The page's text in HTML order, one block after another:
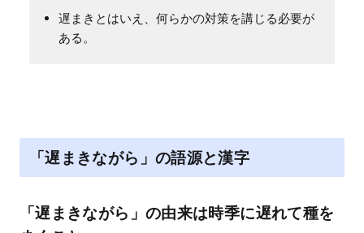
遅まきとはいえ、何らかの対策を講じる必要が
ある。
「遅まきながら」の語源と漢字
「遅まきながら」の由来は時季に遅れて種を